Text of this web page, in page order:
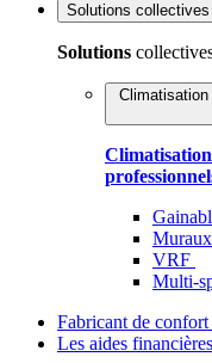
Solutions
Solutions
VRF
Multi-
Fabricant de
Les aides